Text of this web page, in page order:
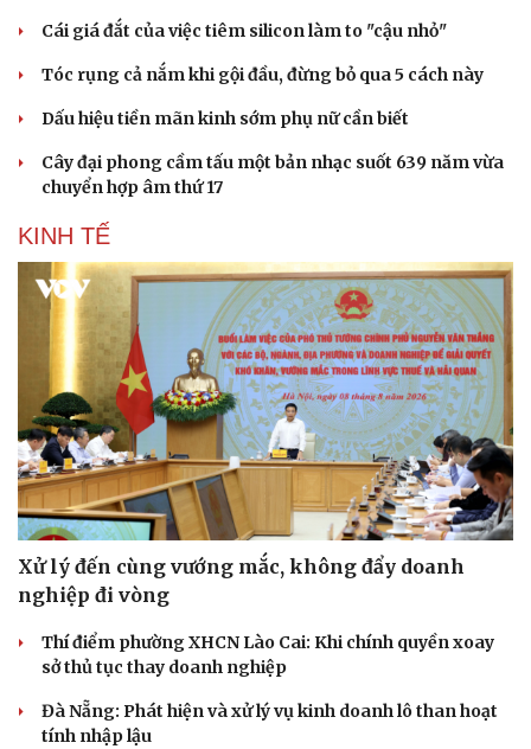
Cái giá đắt của việc tiêm silicon làm to "cậu nhỏ"
Tóc rụng cả nắm khi gội đầu, đừng bỏ qua 5 cách này
Dấu hiệu tiền mãn kinh sớm phụ nữ cần biết
Cây đại phong cầm tấu một bản nhạc suốt 639 năm vừa
chuyển hợp âm thứ 17
KINH TẾ
Xử lý đến cùng vướng mắc, không đẩy doanh
nghiệp đi vòng
Thí điểm phường XHCN Lào Cai: Khi chính quyền xoay
sở thủ tục thay doanh nghiệp
Đà Nẵng: Phát hiện và xử lý vụ kinh doanh lô than hoạt
tính nhập lậu